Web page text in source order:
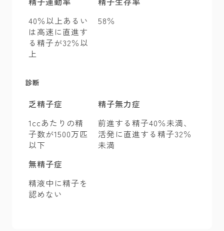
40％以上あるい
は高速に直進す
る精子が32％以
上
58％
診断
乏精子症
1ccあたりの精
子数が1500万匹
以下
精子無力症
前進する精子40％未満、
活発に直進する精子32％
未満
無精子症
精液中に精子を
認めない